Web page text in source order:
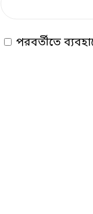
পরবর্তীতে